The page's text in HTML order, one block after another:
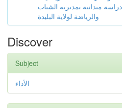
دراسة ميدانية بمديريه الشباب
والرياضة لولاية البليدة
Discover
Subject
الأداء